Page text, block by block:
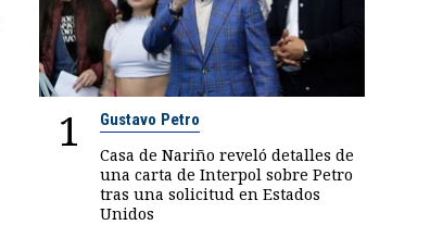
1 Gustavo Petro
Casa de Nariño reveló detalles de
una carta de Interpol sobre Petro
tras una solicitud en Estados
Unidos